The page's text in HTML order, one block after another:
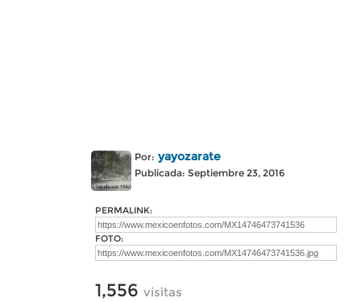
Por: yayozarate
Publicada: Septiembre 23, 2016
PERMALINK:
FOTO:
1,556 visitas